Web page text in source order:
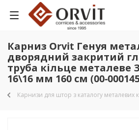
Карниз Orvit Генуя
дворядний закритий
труба кільце металеве
16\16 мм 160 см (00-
Карнизи для штор з каталогу металевих